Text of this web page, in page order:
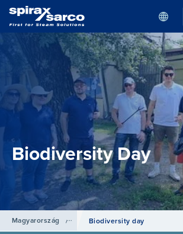
Biodiversity Day
Magyarország / HírekBiodiversity day